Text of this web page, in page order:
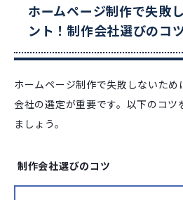
ホームページ制作で失敗
ント！制作会社選びのコ
ホームページ制作で失敗しないた
会社の選定が重要です。以下のコツ
ましょう。
制作会社選びのコツ